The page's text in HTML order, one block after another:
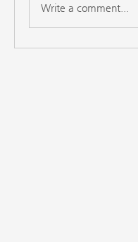
Write a comment...